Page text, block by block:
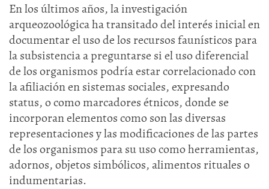
En los últimos años, la investigación
arqueozoológica ha transitado del interés inicial en
documentar el uso de los recursos faunísticos para
la subsistencia a preguntarse si el uso diferencial
de los organismos podría estar correlacionado con
la afiliación en sistemas sociales, expresando
status, o como marcadores étnicos, donde se
incorporan elementos como son las diversas
representaciones y las modificaciones de las partes
de los organismos para su uso como herramientas,
adornos, objetos simbólicos, alimentos rituales o
indumentarias.